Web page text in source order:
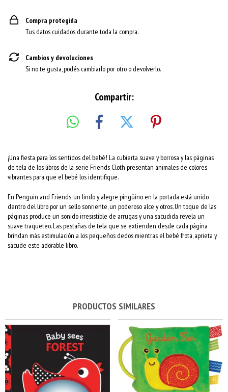
Compra protegida
Tus datos cuidados durante toda la compra.
Cambios y devoluciones
Si no te gusta, podés cambiarlo por otro o devolverlo.
Compartir:
¡Una fiesta para los sentidos del bebé! La cubierta suave y borrosa y las páginas
de tela de los libros de la serie Friends Cloth presentan animales de colores
vibrantes para que el bebé los identifique.
En Penguin and Friends, un lindo y alegre pingüino en la portada está unido
dentro del libro por un sello sonriente, un poderoso alce y otros. Un toque de las
páginas produce un sonido irresistible de arrugas y una sacudida revela un
suave traqueteo. Las pestañas de tela que se extienden desde cada página
brindan más estimulación a los pequeños dedos mientras el bebé frota, aprieta y
sacude este adorable libro.
PRODUCTOS SIMILARES